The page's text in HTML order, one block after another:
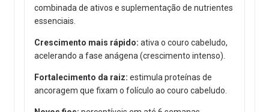
combinada de ativos e suplementação de nutrientes
essenciais.
Crescimento mais rápido: ativa o couro cabeludo,
acelerando a fase anágena (crescimento intenso).
Fortalecimento da raiz: estimula proteínas de
ancoragem que fixam o folículo ao couro cabeludo.